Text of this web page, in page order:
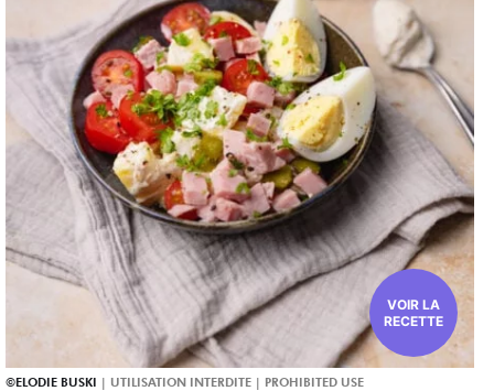
VOIR LA
RECETTE
ELODIE BUSKI